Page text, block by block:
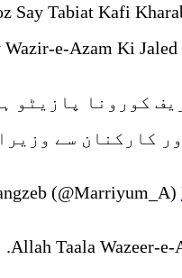
Say Tabiat Kafi
e-Azam Ki
کورونا پازیٹو
کارکنان سے
Allah Taala Wazeer-e-